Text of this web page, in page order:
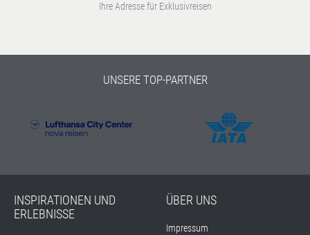
Ihre Adresse für Exklusivreisen
UNSERE TOP-PARTNER
INSPIRATIONEN UND
ERLEBNISSE
ÜBER UNS
Impressum